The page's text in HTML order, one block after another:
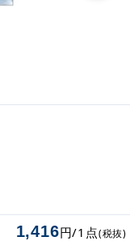
1,416円/1点(税抜)